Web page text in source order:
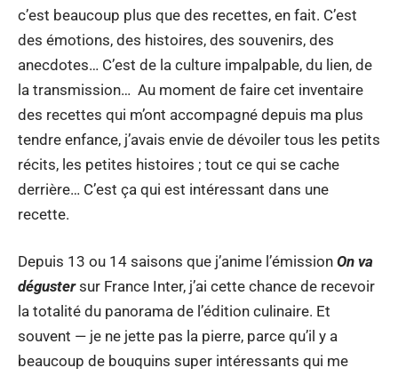
c’est beaucoup plus que des recettes, en fait. C’est
des émotions, des histoires, des souvenirs, des
anecdotes… C’est de la culture impalpable, du lien, de
la transmission… Au moment de faire cet inventaire
des recettes qui m’ont accompagné depuis ma plus
tendre enfance, j’avais envie de dévoiler tous les petits
récits, les petites histoires ; tout ce qui se cache
derrière… C’est ça qui est intéressant dans une
recette.
Depuis 13 ou 14 saisons que j’anime l’émission On va
dégustersur France Inter, j’ai cette chance de recevoir
la totalité du panorama de l’édition culinaire. Et
souvent — je ne jette pas la pierre, parce qu’il y a
beaucoup de bouquins super intéressants qui me